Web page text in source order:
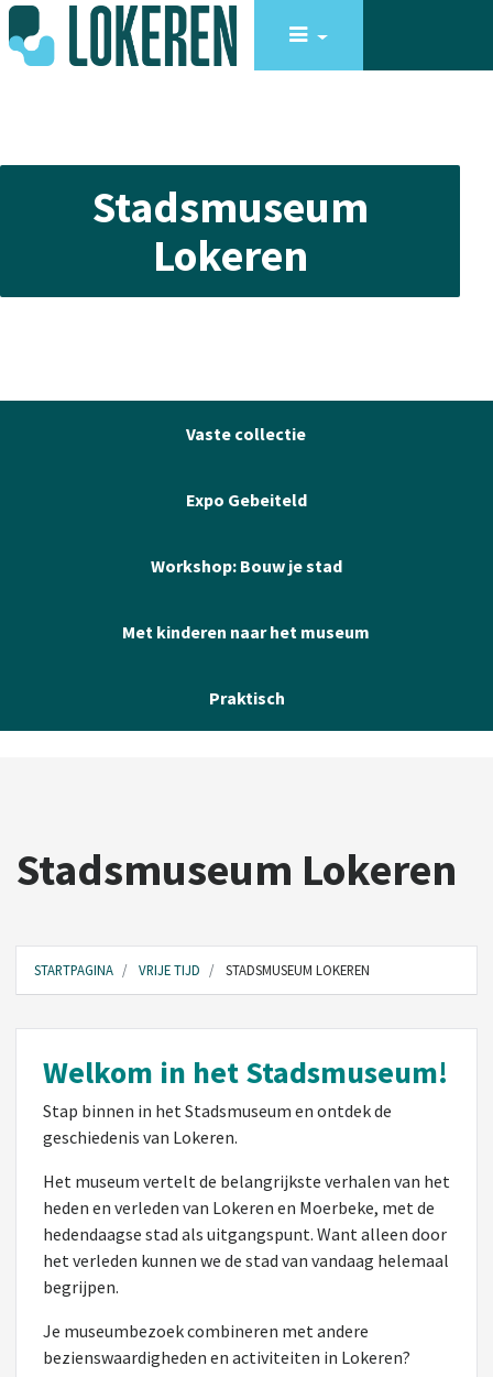
Stadsmuseum
Lokeren
Vaste collectie
Expo Gebeiteld
Workshop: Bouw je stad
Met kinderen naar het museum
Praktisch
Stadsmuseum Lokeren
STARTPAGINA VRIJE TIJD STADSMUSEUM LOKEREN
Welkom in het Stadsmuseum!
Stap binnen in het Stadsmuseum en ontdek de
geschiedenis van Lokeren.
Het museum vertelt de belangrijkste verhalen van het
heden en verleden van Lokeren en Moerbeke, met de
hedendaagse stad als uitgangspunt. Want alleen door
het verleden kunnen we de stad van vandaag helemaal
begrijpen.
Je museumbezoek combineren met andere
bezienswaardigheden en activiteiten in Lokeren?